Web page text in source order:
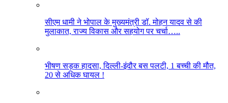
सीएम धामी ने भोपाल के मुख्यमंत्री डॉ. मोहन यादव से की
मुलाकात, राज्य विकास और सहयोग पर चर्चा…..
भीषण सड़क हादसा, दिल्ली-इंदौर बस पलटी, 1 बच्ची की मौत,
20 से अधिक घायल !